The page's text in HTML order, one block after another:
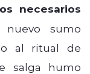
necesarios
sumo
al ritual de
salga humo